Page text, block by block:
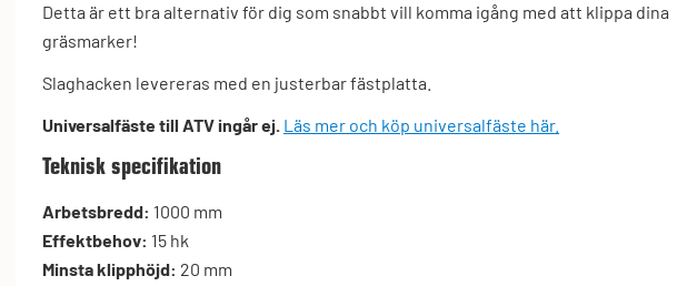
Detta är ett bra alternativ för dig som snabbt vill komma igång med att klippa dina
gräsmarker!
Slaghacken levereras med en justerbar fästplatta.
Universalfäste till ATV ingår ej. Läs mer och köp universalfäste här.
Teknisk specifikation
Arbetsbredd: 1000 mm
Effektbehov: 15 hk
Minsta klipphöjd: 20 mm